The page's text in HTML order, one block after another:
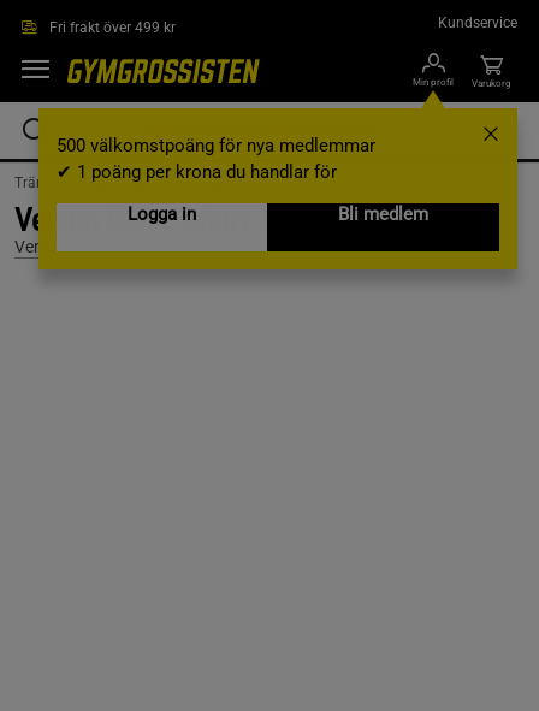
Fri frakt över 499 kr Kundservice
Min profil
500 välkomstpoäng för nya medlemmar
✔ 1 poäng per krona du handlar för
Logga in
Bli medlem
Varukorg
Träningskläder / Träningskläder Herr /T-shirts
Venum Giant Tshirt, White, L
Venum